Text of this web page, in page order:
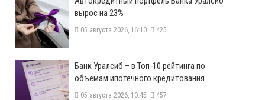
вырос на 23%
05 августа 2026, 16:10 425
​Банк Уралсиб – в Топ-10 рейтинга по
объемам ипотечного кредитования
05 августа 2026, 10:45 457